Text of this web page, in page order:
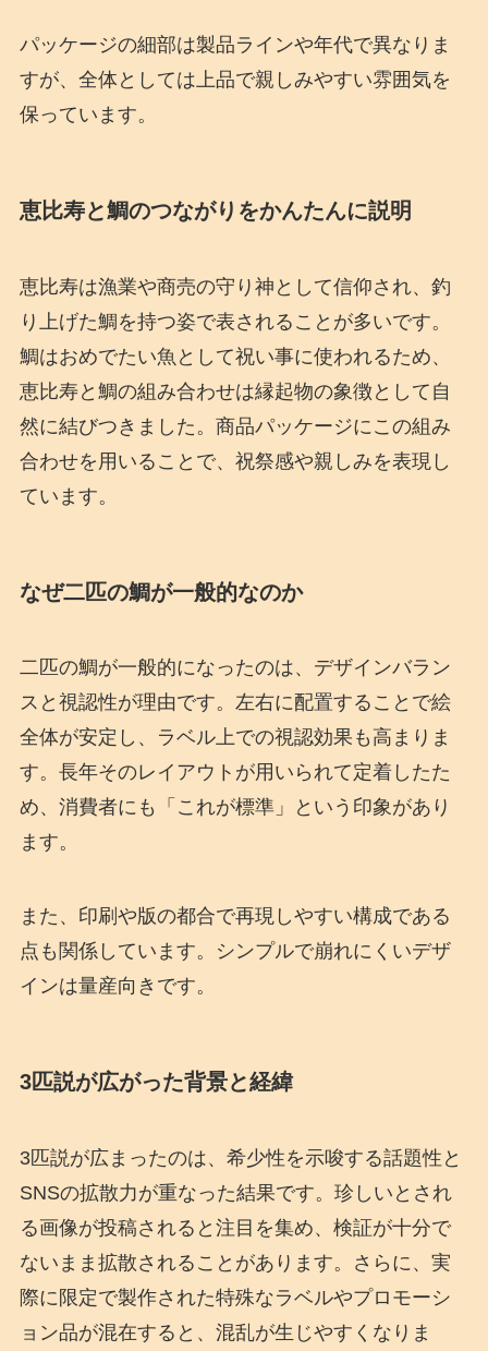
パッケージの細部は製品ラインや年代で異なりま
すが、全体としては上品で親しみやすい雰囲気を
保っています。
恵比寿と鯛のつながりをかんたんに説明
恵比寿は漁業や商売の守り神として信仰され、釣
り上げた鯛を持つ姿で表されることが多いです。
鯛はおめでたい魚として祝い事に使われるため、
恵比寿と鯛の組み合わせは縁起物の象徴として自
然に結びつきました。商品パッケージにこの組み
合わせを用いることで、祝祭感や親しみを表現し
ています。
なぜ二匹の鯛が一般的なのか
二匹の鯛が一般的になったのは、デザインバラン
スと視認性が理由です。左右に配置することで絵
全体が安定し、ラベル上での視認効果も高まりま
す。長年そのレイアウトが用いられて定着したた
め、消費者にも「これが標準」という印象があり
ます。
また、印刷や版の都合で再現しやすい構成である
点も関係しています。シンプルで崩れにくいデザ
インは量産向きです。
3匹説が広がった背景と経緯
3匹説が広まったのは、希少性を示唆する話題性と
SNSの拡散力が重なった結果です。珍しいとされ
る画像が投稿されると注目を集め、検証が十分で
ないまま拡散されることがあります。さらに、実
際に限定で製作された特殊なラベルやプロモーシ
ョン品が混在すると、混乱が生じやすくなりま